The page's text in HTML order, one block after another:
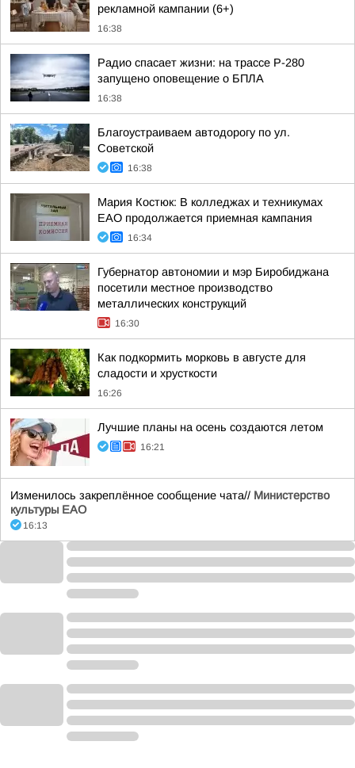
рекламной кампании (6+)
16:38
Радио спасает жизни: на трассе Р-280
запущено оповещение о БПЛА
16:38
Благоустраиваем автодорогу по ул.
Советской
16:38
Мария Костюк: В колледжах и техникумах
ЕАО продолжается приемная кампания
16:34
Губернатор автономии и мэр Биробиджана
посетили местное производство
металлических конструкций
16:30
Как подкормить морковь в августе для
сладости и хрусткости
16:26
Лучшие планы на осень создаются летом
16:21
Изменилось закреплённое сообщение чата// Министерство
культуры ЕАО
16:13